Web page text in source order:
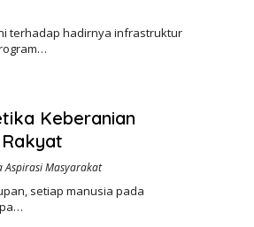
terhadap hadirnya infrastruktur
Keberanian
Aspirasi Masyarakat
setiap manusia pada